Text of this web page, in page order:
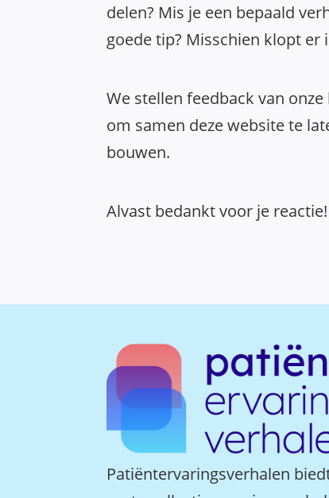
delen? Mis je een bepaald
goede tip? Misschien klopt er
We stellen feedback van
om samen deze website te
bouwen.
Alvast bedankt voor je reactie!
Patiëntervaringsverhalen